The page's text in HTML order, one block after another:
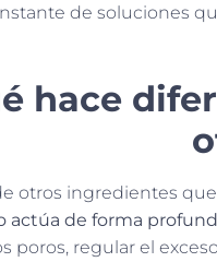
de soluciones
hace
otros ingredientes
actúa de forma
poros, regular el